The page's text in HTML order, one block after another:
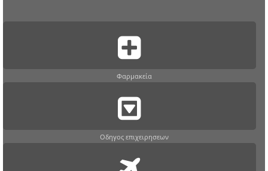
Φαρμακεία
Οδηγος επιχειρησεων